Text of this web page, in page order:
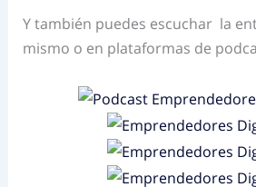
Y también puedes escuchar la
mismo o en plataformas de